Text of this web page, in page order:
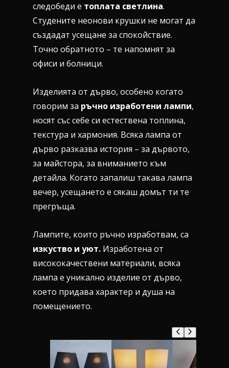
следобеди е топлата светлина.
Студените неонови крушки не могат да
създадат усещане за спокойствие.
Точно обратното – те напомнят за
офиси и болници.
Изделията от дърво, особено когато
говорим за ръчно изработени лампи,
носят със себе си естествена топлина,
текстура и хармония. Всяка лампа от
дърво разказва история – за дървото,
за майстора, за вниманието към
детайла. Когато запалиш такава лампа
вечер, усещането е сякаш домът ти те
прегръща.
Лампите, които ръчно изработвам, са
изкуство и уют. Изработена от
висококачествени материали, всяка
лампа е уникално изделие от дърво,
което придава характер и душа на
помещението.